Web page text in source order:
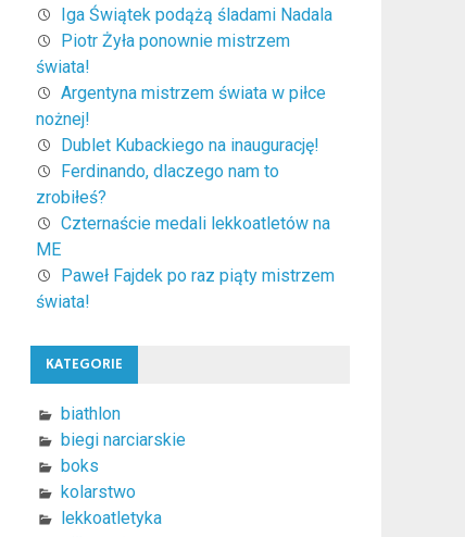
Iga Świątek podążą śladami Nadala
Piotr Żyła ponownie mistrzem
świata!
Argentyna mistrzem świata w piłce
nożnej!
Dublet Kubackiego na inaugurację!
Ferdinando, dlaczego nam to
zrobiłeś?
Czternaście medali lekkoatletów na
ME
Paweł Fajdek po raz piąty mistrzem
świata!
KATEGORIE
biathlon
biegi narciarskie
boks
kolarstwo
lekkoatletyka